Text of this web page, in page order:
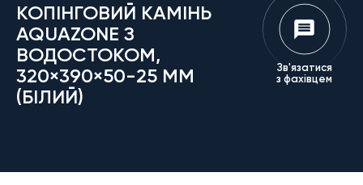
КОПІНГОВИЙ КАМІНЬ
AQUAZONE З
ВОДОСТОКОМ,
320×390×50-25 ММ
(БІЛИЙ)
Зв'язатися
з фахівцем